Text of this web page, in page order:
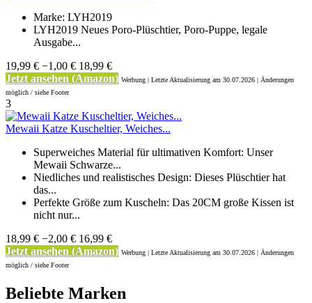
Marke: LYH2019
LYH2019 Neues Poro-Plüschtier, Poro-Puppe, legale
Ausgabe...
19,99 € −1,00 € 18,99 €
Jetzt ansehen (Amazon) Werbung | Letzte Aktualisierung am 30.07.2026 | Änderungen
möglich / siehe Footer
3
Mewaii Katze Kuscheltier, Weiches...
Superweiches Material für ultimativen Komfort: Unser
Mewaii Schwarze...
Niedliches und realistisches Design: Dieses Plüschtier hat
das...
Perfekte Größe zum Kuscheln: Das 20CM große Kissen ist
nicht nur...
18,99 € −2,00 € 16,99 €
Jetzt ansehen (Amazon) Werbung | Letzte Aktualisierung am 30.07.2026 | Änderungen
möglich / siehe Footer
Beliebte Marken